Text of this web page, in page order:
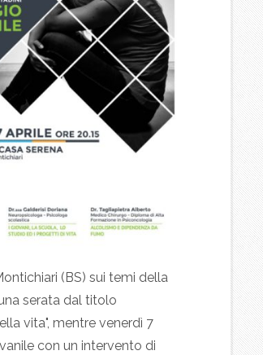
(BS) sui temi della
serata dal titolo
vita", mentre venerdì 7
con un intervento di